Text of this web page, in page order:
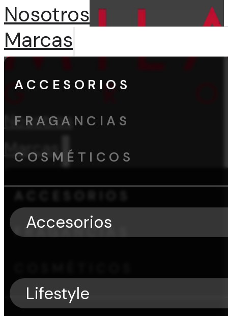
Nosotros
Marcas
ACCESORIOS
FRAGANCIAS
Nosotros
Marcas
ACCESORIOS
FRAGANCIAS
COSMÉTICOS
Accesorios
Lifestyle